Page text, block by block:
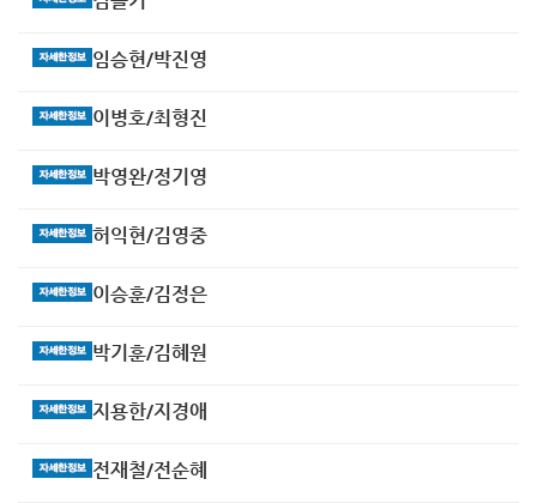
임승현/박진영
이병호/최형진
박영완/정기영
허익현/김영중
이승훈/김정은
박기훈/김혜원
지용한/지경애
전재철/전순혜